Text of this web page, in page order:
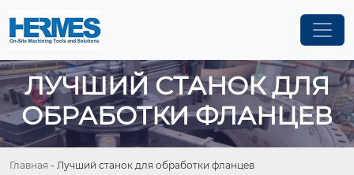
ЛУЧШИЙ СТАНОК ДЛЯ
ОБРАБОТКИ ФЛАНЦЕВ
Главная - Лучший станок для обработки фланцев